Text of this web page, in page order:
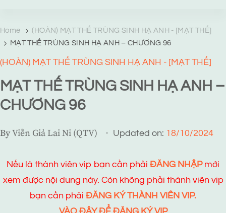
Home
(HOÀN) MẠT THẾ TRÙNG SINH HẠ ANH - [MẠT THẾ]
MẠT THẾ TRÙNG SINH HẠ ANH – CHƯƠNG 96
(HOÀN) MẠT THẾ TRÙNG SINH HẠ ANH - [MẠT THẾ]
MẠT THẾ TRÙNG SINH HẠ ANH –
CHƯƠNG 96
ByViễn Giả Lai Ni (QTV) Updated on: 18/10/2024
Nếu là thành viên vip bạn cần phải ĐĂNG NHẬPmới
xem được nội dung này. Còn không phải thành viên vip
bạn cần phải ĐĂNG KÝ THÀNH VIÊN VIP.